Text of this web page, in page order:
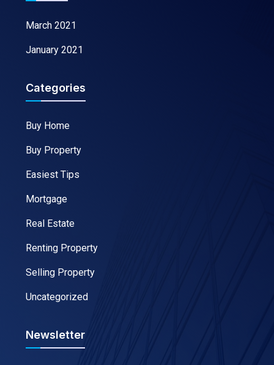
March 2021
January 2021
Categories
Buy Home
Buy Property
Easiest Tips
Mortgage
Real Estate
Renting Property
Selling Property
Uncategorized
Newsletter